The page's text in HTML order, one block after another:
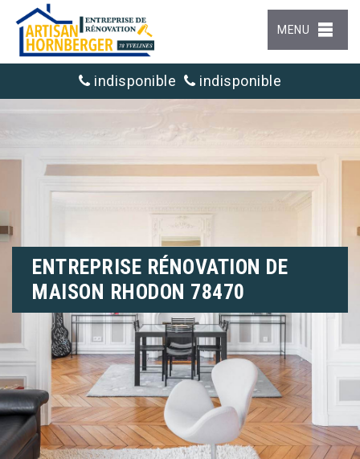
MENU
indisponible indisponible
ENTREPRISE RÉNOVATION DE
MAISON RHODON 78470